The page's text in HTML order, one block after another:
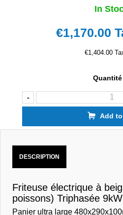
In
€1,170.00
€1,404.00
-
Add
DESCRIPTION
Friteuse électrique à
poissons) Triphasée
Panier ultra large